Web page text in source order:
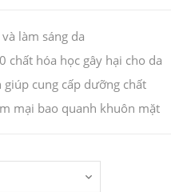
làm sáng da
chất hóa học gây hại cho da
cung cấp dưỡng chất
mại bao quanh khuôn mặt